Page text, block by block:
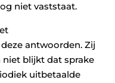
niet vaststaat.
antwoorden. Zij
blijkt dat sprake
uitbetaalde